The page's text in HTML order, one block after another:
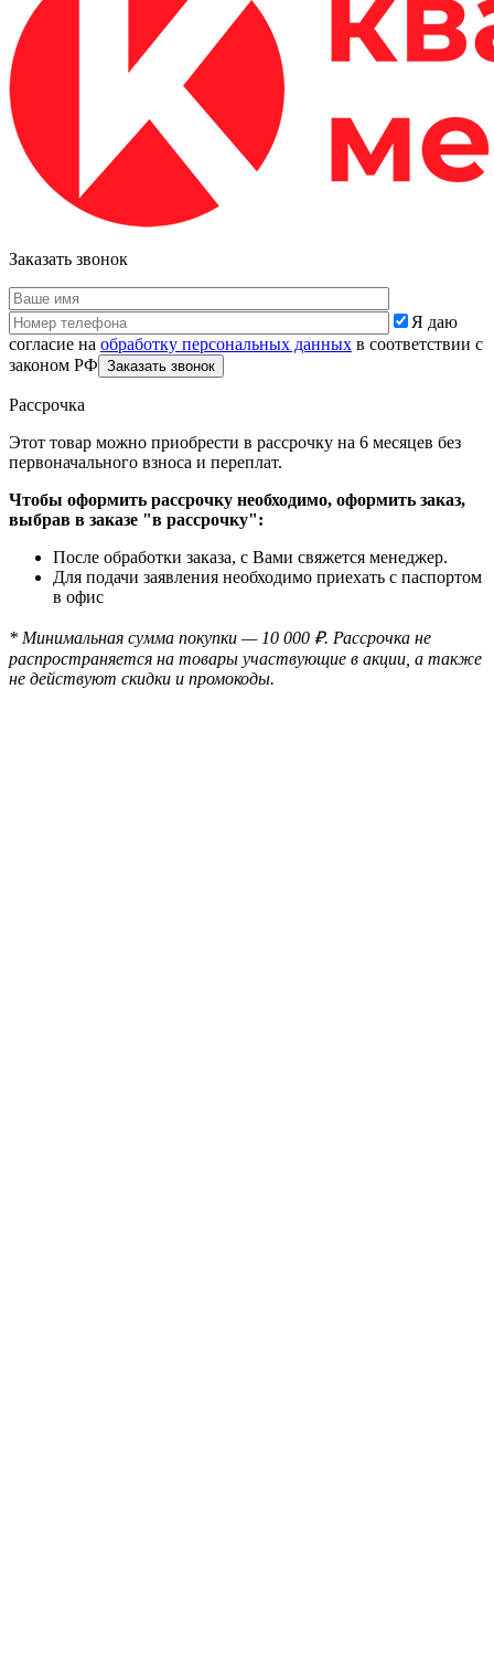
Заказать звонок
Я даю
согласие на обработку персональных данных в соответствии с
законом РФ
Рассрочка
Этот товар можно приобрести в рассрочку на 6 месяцев без
первоначального взноса и переплат.
Чтобы оформить рассрочку необходимо, оформить заказ,
выбрав в заказе "в рассрочку":
После обработки заказа, с Вами свяжется менеджер.
Для подачи заявления необходимо приехать с паспортом
в офис
* Минимальная сумма покупки — 10 000 ₽. Рассрочка не
распространяется на товары участвующие в акции, а также
не действуют скидки и промокоды.